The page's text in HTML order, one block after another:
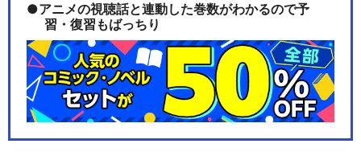
アニメの視聴話と連動した巻数がわかるので予
習・復習もばっちり